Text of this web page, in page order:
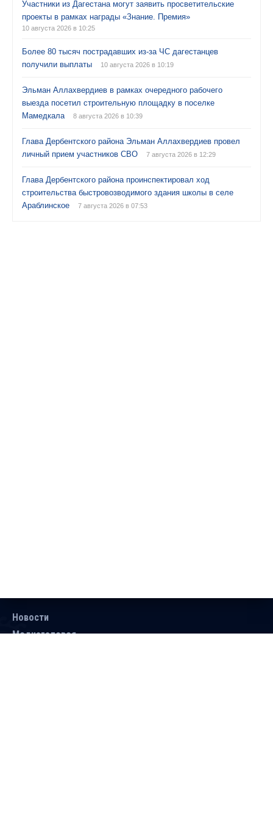
Участники из Дагестана могут заявить просветительские
проекты в рамках награды «Знание. Премия»
10 августа 2026 в 10:25
Более 80 тысяч пострадавших из-за ЧС дагестанцев
получили выплаты
10 августа 2026 в 10:19
Эльман Аллахвердиев в рамках очередного рабочего
выезда посетил строительную площадку в поселке
Мамедкала
8 августа 2026 в 10:39
Глава Дербентского района Эльман Аллахвердиев провел
личный прием участников СВО
7 августа 2026 в 12:29
Глава Дербентского района проинспектировал ход
строительства быстровозводимого здания школы в селе
Араблинское
7 августа 2026 в 07:53
Новости
Медиагалерея